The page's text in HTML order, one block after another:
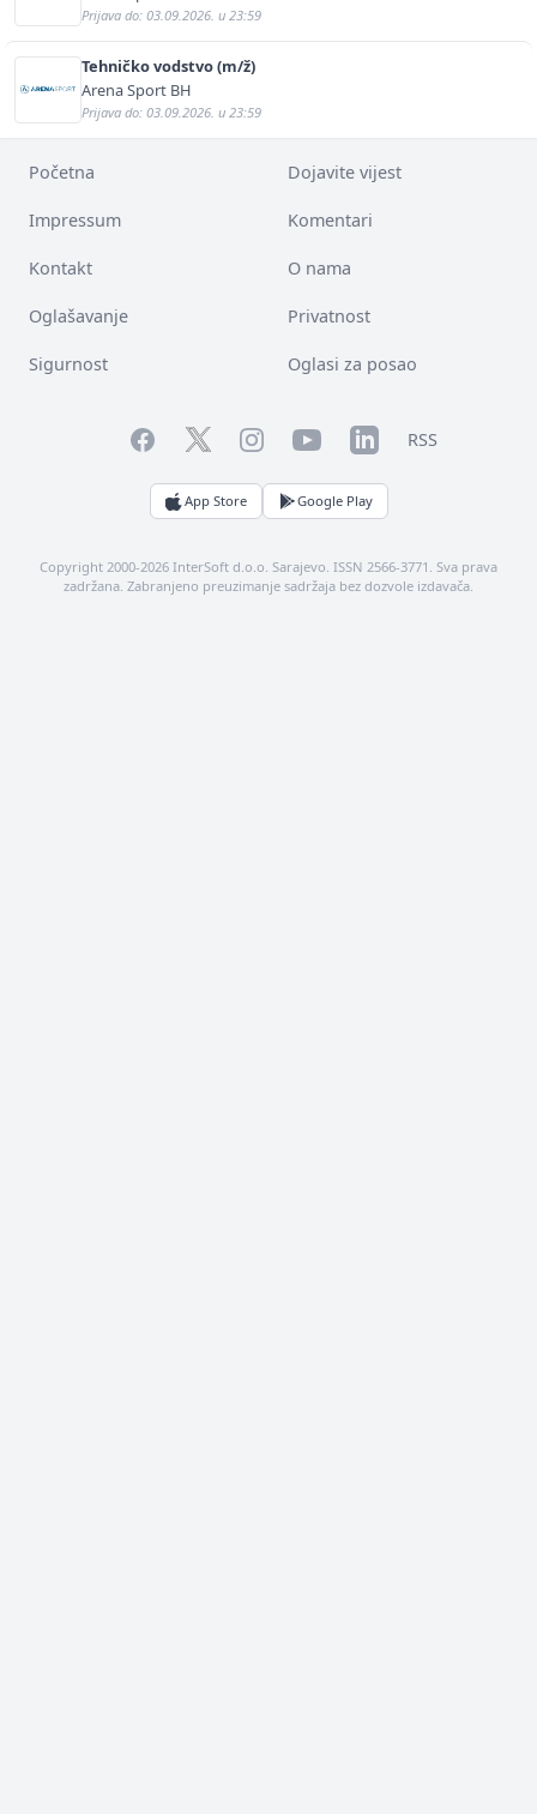
Prijava do: 03.09.2026. u 23:59
Tehničko vodstvo (m/ž)
Arena Sport BH
Prijava do: 03.09.2026. u 23:59
Početna Dojavite vijest
Impressum Komentari
Kontakt O nama
Oglašavanje Privatnost
Sigurnost Oglasi za posao
FacebookTwitterInstagramYouTubeLinkedInRSS
App Store Google Play
Copyright 2000-2026 InterSoft d.o.o. Sarajevo. ISSN 2566-3771. Sva prava
zadržana. Zabranjeno preuzimanje sadržaja bez dozvole izdavača.